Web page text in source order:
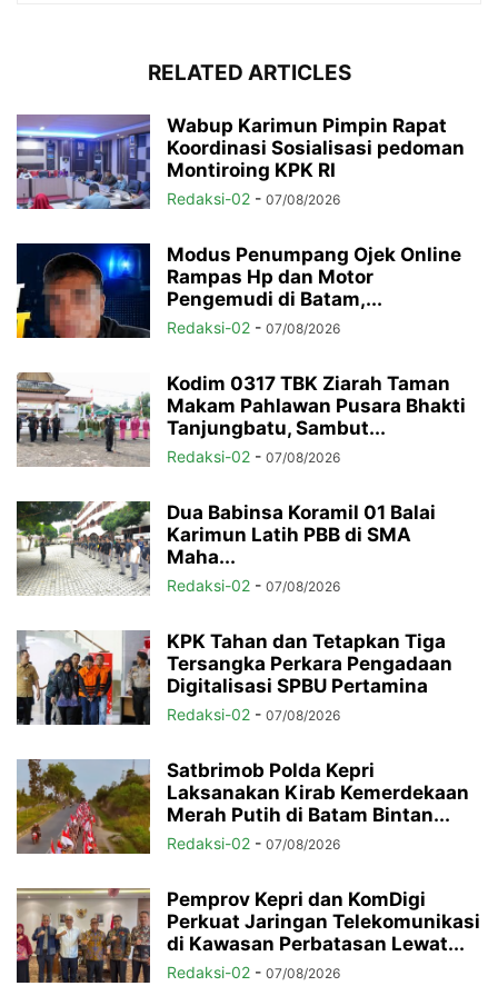
RELATED ARTICLES
Wabup Karimun Pimpin Rapat
Koordinasi Sosialisasi pedoman
Montiroing KPK RI
Redaksi-02 - 07/08/2026
Modus Penumpang Ojek Online
Rampas Hp dan Motor
Pengemudi di Batam,...
Redaksi-02 - 07/08/2026
Kodim 0317 TBK Ziarah Taman
Makam Pahlawan Pusara Bhakti
Tanjungbatu, Sambut...
Redaksi-02 - 07/08/2026
Dua Babinsa Koramil 01 Balai
Karimun Latih PBB di SMA
Maha...
Redaksi-02 - 07/08/2026
KPK Tahan dan Tetapkan Tiga
Tersangka Perkara Pengadaan
Digitalisasi SPBU Pertamina
Redaksi-02 - 07/08/2026
Satbrimob Polda Kepri
Laksanakan Kirab Kemerdekaan
Merah Putih di Batam Bintan...
Redaksi-02 - 07/08/2026
Pemprov Kepri dan KomDigi
Perkuat Jaringan Telekomunikasi
di Kawasan Perbatasan Lewat...
Redaksi-02 - 07/08/2026